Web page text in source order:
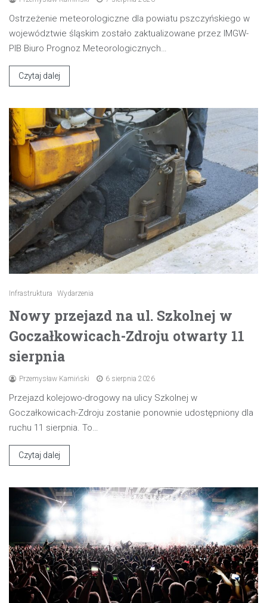
Ostrzeżenie meteorologiczne dla powiatu pszczyńskiego w
województwie śląskim zostało zaktualizowane przez IMGW-
PIB Biuro Prognoz Meteorologicznych…
Czytaj dalej
Infrastruktura Wydarzenia
Nowy przejazd na ul. Szkolnej w
Goczałkowicach-Zdroju otwarty 11
sierpnia
Przemysław Kamiński 6 sierpnia 2026
Przejazd kolejowo-drogowy na ulicy Szkolnej w
Goczałkowicach-Zdroju zostanie ponownie udostępniony dla
ruchu 11 sierpnia. To…
Czytaj dalej